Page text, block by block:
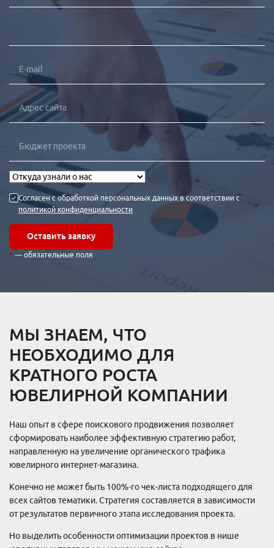
Согласен с обработкой персональных данных в соответствии с
политикой конфиденциальности
Оставить заявку
— обязательные поля
МЫ ЗНАЕМ, ЧТО
НЕОБХОДИМО ДЛЯ
КРАТНОГО РОСТА
ЮВЕЛИРНОЙ КОМПАНИИ
Наш опыт в сфере поискового продвижения позволяет
сформировать наиболее эффективную стратегию работ,
направленную на увеличение органического трафика
ювелирного интернет-магазина.
Конечно не может быть 100%-го чек-листа подходящего для
всех сайтов тематики. Стратегия составляется в зависимости
от результатов первичного этапа исследования проекта.
Но выделить особенности оптимизации проектов в нише
Акции